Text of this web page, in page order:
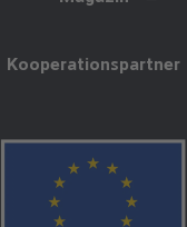
Kooperationspartner